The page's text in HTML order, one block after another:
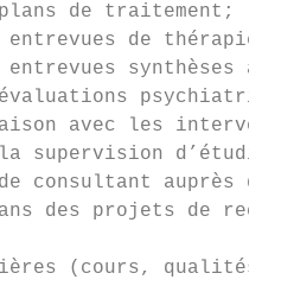
de traitement;
de thérapie
synthèses
avec les
auprès
des projets de
(cours, qualités